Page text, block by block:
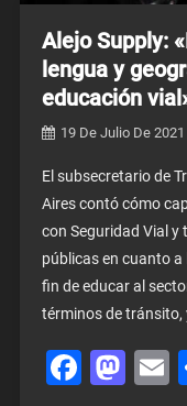
Alejo Supply:
lengua y
educación
19 De Julio De 2021
El subsecretario de
Aires contó cómo
con Seguridad Vial
públicas en cuanto a
fin de educar al
términos de tránsito,